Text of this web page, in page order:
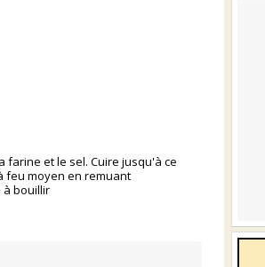
et le sel. Cuire jusqu'à ce
feu moyen en remuant
à bouillir